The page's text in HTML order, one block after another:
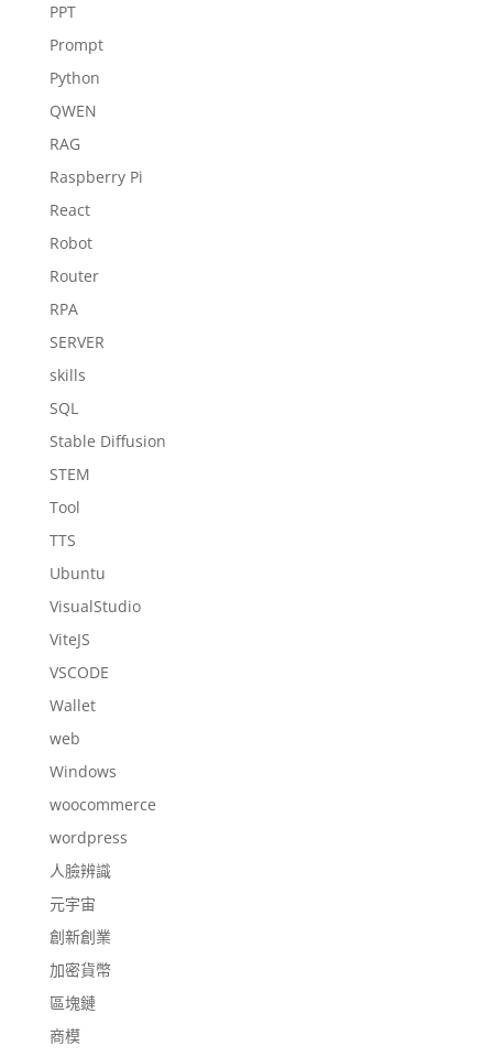
PPT
Prompt
Python
QWEN
RAG
Raspberry Pi
React
Robot
Router
RPA
SERVER
skills
SQL
Stable Diffusion
STEM
Tool
TTS
Ubuntu
VisualStudio
ViteJS
VSCODE
Wallet
web
Windows
woocommerce
wordpress
人臉辨識
元宇宙
創新創業
加密貨幣
區塊鏈
商模